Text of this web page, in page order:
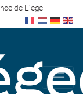
de Liège